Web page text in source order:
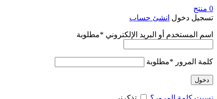
0 منتج
تسجيل دخول انشئ حساب
اسم المستخدم أو البريد الإلكتروني *مطلوبة
كلمة المرور *مطلوبة
دخول